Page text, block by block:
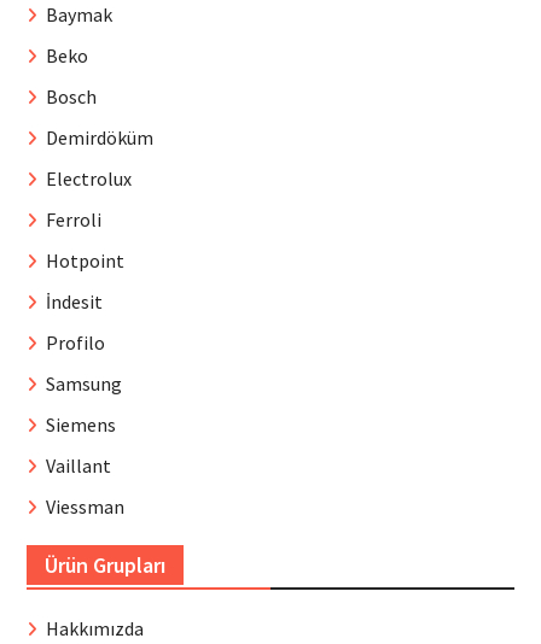
Baymak
Beko
Bosch
Demirdöküm
Electrolux
Ferroli
Hotpoint
İndesit
Profilo
Samsung
Siemens
Vaillant
Viessman
Ürün Grupları
Hakkımızda